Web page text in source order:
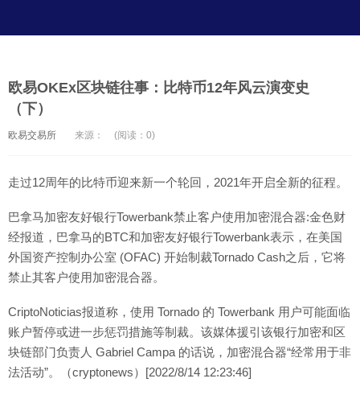
欧易OKEx区块链往事：比特币12年风云演变史
（下）
欧易交易所 来源： (阅读：0)
走过12周年的比特币迎来新一个轮回，2021年开启全新的征程。
巴拿马加密友好银行Towerbank禁止客户使用加密混合器:金色财
经报道，巴拿马的BTC和加密友好银行Towerbank表示，在美国
外国资产控制办公室 (OFAC) 开始制裁Tornado Cash之后，它将
禁止其客户使用加密混合器。
CriptoNoticias报道称，使用 Tornado 的 Towerbank 用户可能面临
账户暂停或进一步惩罚措施等制裁。该媒体援引该银行加密和区
块链部门负责人 Gabriel Campa 的话说，加密混合器“经常用于非
法活动”。（cryptonews）[2022/8/14 12:23:46]